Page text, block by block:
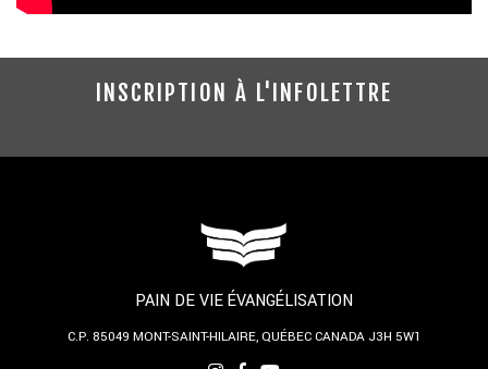
INSCRIPTION À L'INFOLETTRE
PAIN DE VIE ÉVANGÉLISATION
C.P. 85049 MONT-SAINT-HILAIRE, QUÉBECCANADA J3H 5W1